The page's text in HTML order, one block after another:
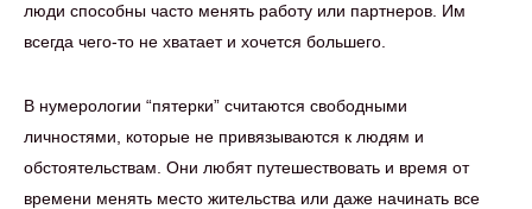
люди способны часто менять работу или партнеров. Им
всегда чего-то не хватает и хочется большего.
В нумерологии “пятерки” считаются свободными
личностями, которые не привязываются к людям и
обстоятельствам. Они любят путешествовать и время от
времени менять место жительства или даже начинать все